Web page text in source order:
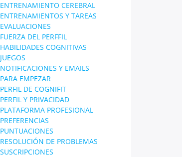
ENTRENAMIENTO CEREBRAL
ENTRENAMIENTOS Y TAREAS
EVALUACIONES
FUERZA DEL PERFFIL
HABILIDADES COGNITIVAS
JUEGOS
NOTIFICACIONES Y EMAILS
PARA EMPEZAR
PERFIL DE COGNIFIT
PERFIL Y PRIVACIDAD
PLATAFORMA PROFESIONAL
PREFERENCIAS
PUNTUACIONES
RESOLUCIÓN DE PROBLEMAS
SUSCRIPCIONES